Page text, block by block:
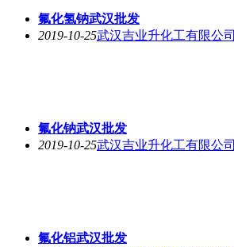
氟化氢钠武汉批发
2019-10-25武汉吉业升化工有限公司
氟化钠武汉批发
2019-10-25武汉吉业升化工有限公司
氟化铝武汉批发